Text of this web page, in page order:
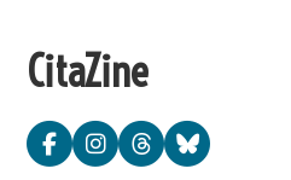
CitaZine